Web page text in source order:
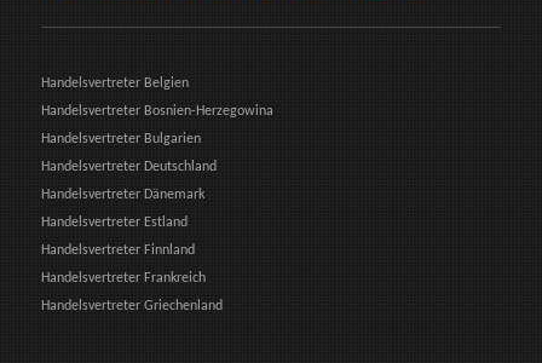
Handelsvertreter Belgien
Handelsvertreter Bosnien-Herzegowina
Handelsvertreter Bulgarien
Handelsvertreter Deutschland
Handelsvertreter Dänemark
Handelsvertreter Estland
Handelsvertreter Finnland
Handelsvertreter Frankreich
Handelsvertreter Griechenland